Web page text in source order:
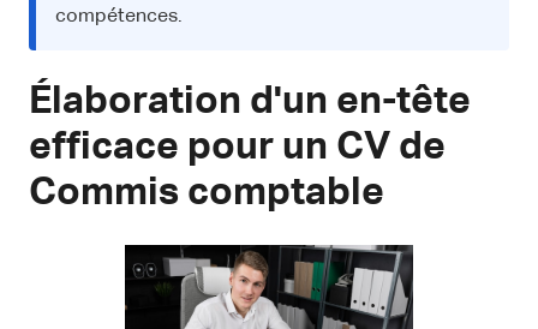
compétences.
Élaboration d'un en-tête
efficace pour un CV de
Commis comptable